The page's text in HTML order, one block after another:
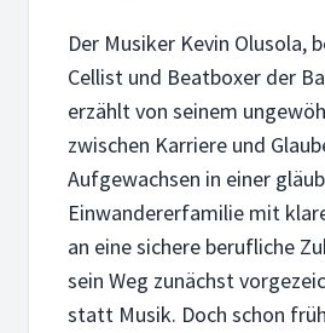
Der Musiker Kevin Olusola,
Cellist und Beatboxer der
erzählt von seinem
zwischen Karriere und
Aufgewachsen in einer
Einwandererfamilie mit
an eine sichere berufliche
sein Weg zunächst
statt Musik. Doch schon